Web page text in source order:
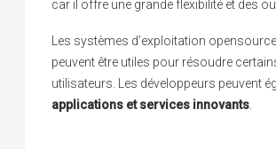
car il offre une grande flexibilité et des
Les systèmes d’exploitation
peuvent être utiles pour résoudre
utilisateurs. Les développeurs peuvent
applications et services innovants.